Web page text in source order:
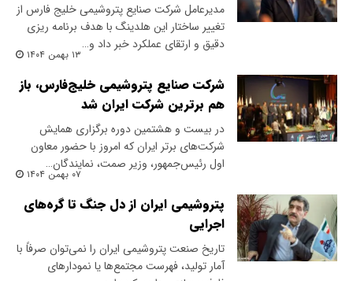
مدیرعامل شرکت صنایع پتروشیمی خلیج فارس از
تغییر ساختار این هلدینگ با هدف برنامه ریزی
دقیق و ارتقای عملکرد خبر داد و…
۱۳ بهمن ۱۴۰۴
شرکت صنایع پتروشیمی خلیج‌فارس، باز
هم برترین شرکت ایران شد
در بیست و هشتمین دوره برگزاری همایش
شرکت‌های برتر ایران که امروز با حضور معاون
اول رئیس‌جمهور، وزیر صمت، نمایندگان…
۰۷ بهمن ۱۴۰۴
پتروشیمی ایران از دل جنگ تا گره‌های
اجرایی
تاریخ صنعت پتروشیمی ایران را نمی‌توان صرفاً با
آمار تولید، فهرست مجتمع‌ها یا نمودارهای